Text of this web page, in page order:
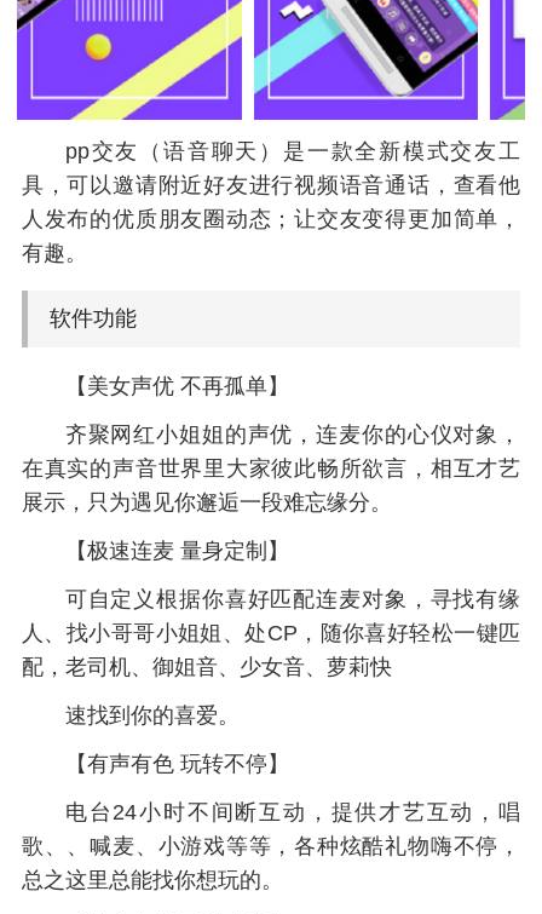
pp交友（语音聊天）是一款全新模式交友工
具，可以邀请附近好友进行视频语音通话，查看他
人发布的优质朋友圈动态；让交友变得更加简单，
有趣。
软件功能
【美女声优 不再孤单】
齐聚网红小姐姐的声优，连麦你的心仪对象，
在真实的声音世界里大家彼此畅所欲言，相互才艺
展示，只为遇见你邂逅一段难忘缘分。
【极速连麦 量身定制】
可自定义根据你喜好匹配连麦对象，寻找有缘
人、找小哥哥小姐姐、处CP，随你喜好轻松一键匹
配，老司机、御姐音、少女音、萝莉快
速找到你的喜爱。
【有声有色 玩转不停】
电台24小时不间断互动，提供才艺互动，唱
歌、、喊麦、小游戏等等，各种炫酷礼物嗨不停，
总之这里总能找你想玩的。